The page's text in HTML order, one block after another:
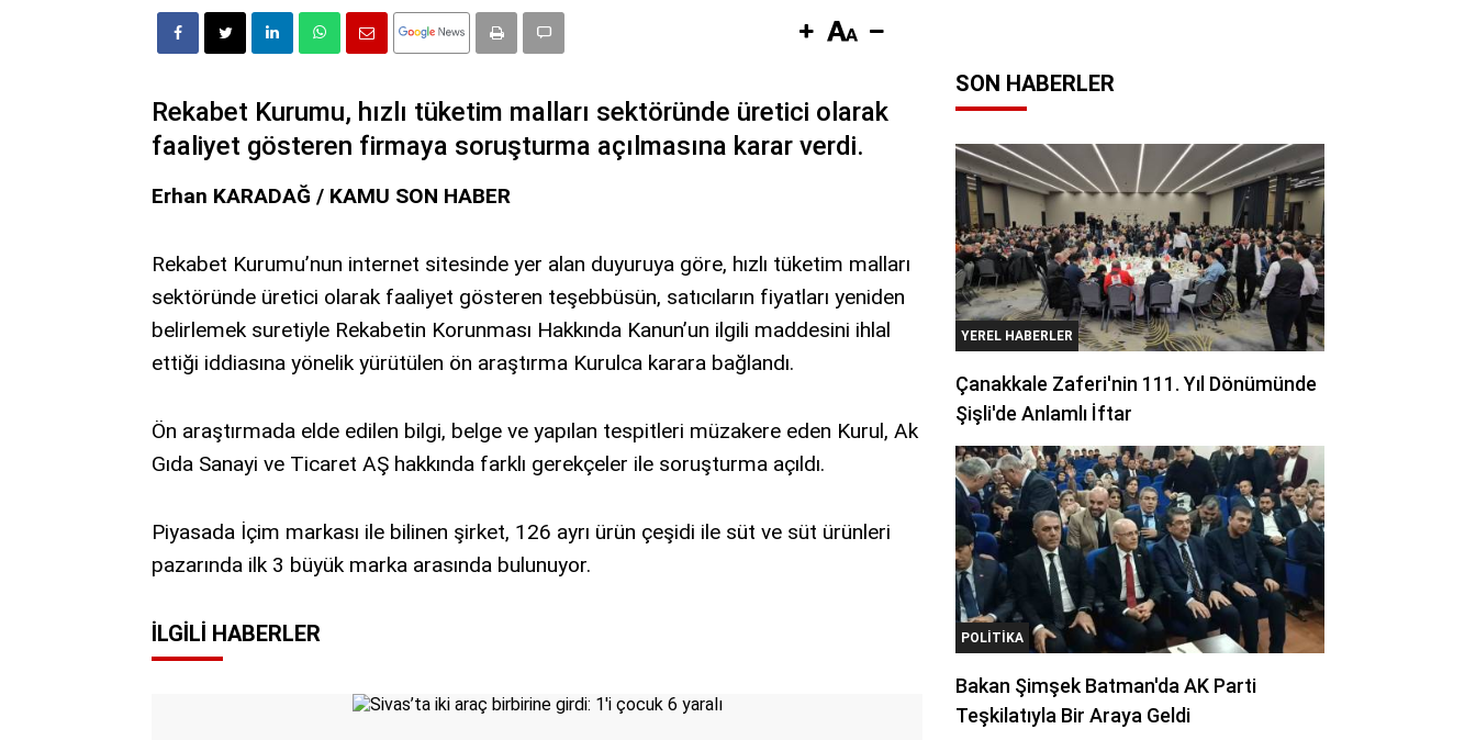
Rekabet Kurumu, hızlı tüketim malları sektöründe üretici olarak
faaliyet gösteren firmaya soruşturma açılmasına karar verdi.
Erhan KARADAĞ / KAMU SON HABER
Rekabet Kurumu’nun internet sitesinde yer alan duyuruya göre, hızlı tüketim malları
sektöründe üretici olarak faaliyet gösteren teşebbüsün, satıcıların fiyatları yeniden
belirlemek suretiyle Rekabetin Korunması Hakkında Kanun’un ilgili maddesini ihlal
ettiği iddiasına yönelik yürütülen ön araştırma Kurulca karara bağlandı.
Ön araştırmada elde edilen bilgi, belge ve yapılan tespitleri müzakere eden Kurul, Ak
Gıda Sanayi ve Ticaret AŞ hakkında farklı gerekçeler ile soruşturma açıldı.
Piyasada İçim markası ile bilinen şirket, 126 ayrı ürün çeşidi ile süt ve süt ürünleri
pazarında ilk 3 büyük marka arasında bulunuyor.
İLGILI HABERLER
SON HABERLER
YEREL HABERLER
Çanakkale Zaferi'nin 111. Yıl Dönümünde
Şişli'de Anlamlı İftar
POLITIKA
Bakan Şimşek Batman'da AK Parti
Teşkilatıyla Bir Araya Geldi